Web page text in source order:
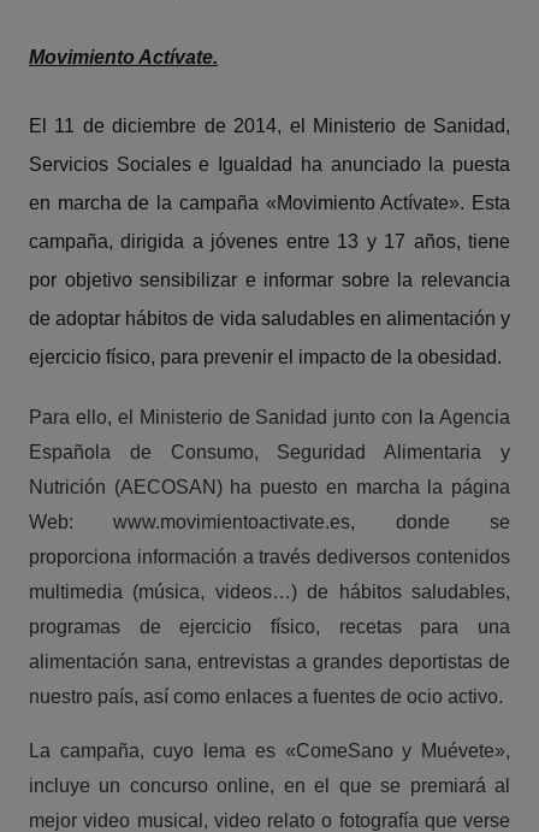
Movimiento Actívate.
El 11 de diciembre de 2014, el Ministerio de Sanidad,
Servicios Sociales e Igualdad ha anunciado la puesta
en marcha de la campaña «Movimiento Actívate». Esta
campaña, dirigida a jóvenes entre 13 y 17 años, tiene
por objetivo sensibilizar e informar sobre la relevancia
de adoptar hábitos de vida saludables en alimentación y
ejercicio físico, para prevenir el impacto de la obesidad.
Para ello, el Ministerio de Sanidad junto con la Agencia
Española de Consumo, Seguridad Alimentaria y
Nutrición (AECOSAN) ha puesto en marcha la página
Web: www.movimientoactivate.es, donde se
proporciona información a través dediversos contenidos
multimedia (música, videos…) de hábitos saludables,
programas de ejercicio físico, recetas para una
alimentación sana, entrevistas a grandes deportistas de
nuestro país, así como enlaces a fuentes de ocio activo.
La campaña, cuyo lema es «ComeSano y Muévete»,
incluye un concurso online, en el que se premiará al
mejor video musical, video relato o fotografía que verse